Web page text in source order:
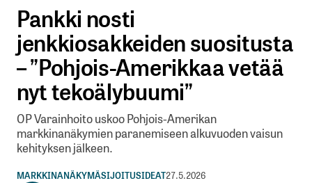
Pankki nosti
jenkkiosakkeiden suositusta
– ”Pohjois-Amerikkaa vetää
nyt tekoälybuumi”
OP Varainhoito uskoo Pohjois-Amerikan
markkinanäkymien paranemiseen alkuvuoden vaisun
kehityksen jälkeen.
MARKKINANÄKYMÄSIJOITUSIDEAT27.5.2026